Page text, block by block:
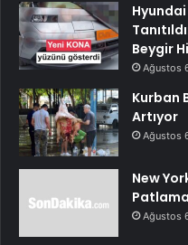
Hyundai
Beygir
Ağustos
Kurban
Artıyor
Ağustos
New
Patlama
Ağustos